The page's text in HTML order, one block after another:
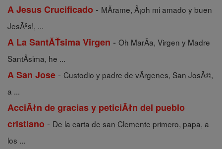
A Jesus Crucificado - MÃ­rame, Â¡oh mi amado y buen
JesÃºs!, ...
A La SantĂŤsima Virgen - Oh MarÃ­a, Virgen y Madre
SantÃ­sima, he ...
A San Jose - Custodio y padre de vÃ­rgenes, San JosÃ©,
a ...
AcciĂłn de gracias y peticiĂłn del pueblo
cristiano - De la carta de san Clemente primero, papa, a
los ...